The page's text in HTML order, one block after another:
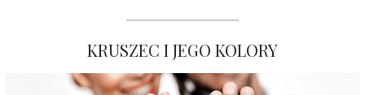
KRUSZEC I JEGO KOLORY